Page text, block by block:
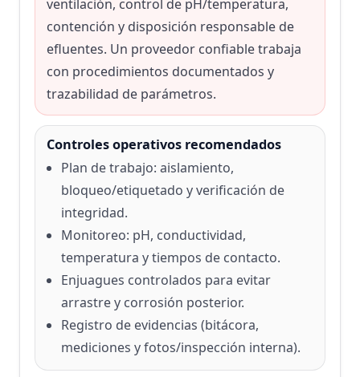
ventilación, control de pH/temperatura,
contención y disposición responsable de
efluentes. Un proveedor confiable trabaja
con procedimientos documentados y
trazabilidad de parámetros.
Controles operativos recomendados
Plan de trabajo: aislamiento,
bloqueo/etiquetado y verificación de
integridad.
Monitoreo: pH, conductividad,
temperatura y tiempos de contacto.
Enjuagues controlados para evitar
arrastre y corrosión posterior.
Registro de evidencias (bitácora,
mediciones y fotos/inspección interna).